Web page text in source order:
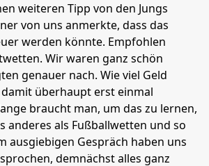
weiteren Tipp von den Jungs
von uns anmerkte, dass das
werden könnte. Empfohlen
Wir waren ganz schön
genauer nach. Wie viel Geld
überhaupt erst einmal
braucht man, um das zu lernen,
anderes als Fußballwetten und so
ausgiebigen Gespräch haben uns
demnächst alles ganz